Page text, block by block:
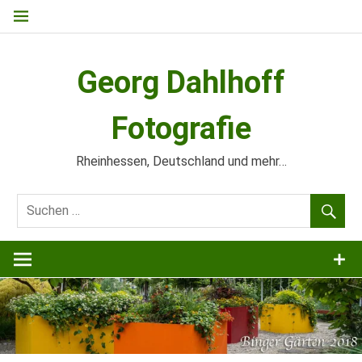
Zum
Georg Dahlhoff
Fotografie
Rheinhessen, Deutschland und mehr…